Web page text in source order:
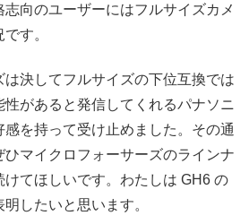
向のユーザーにはフルサイズカメ
す。
決してフルサイズの下位互換では
があると発信してくれるパナソニ
感を持って受け止めました。その通
ひマイクロフォーサーズのラインナ
けてほしいです。わたしは GH6 の
したいと思います。